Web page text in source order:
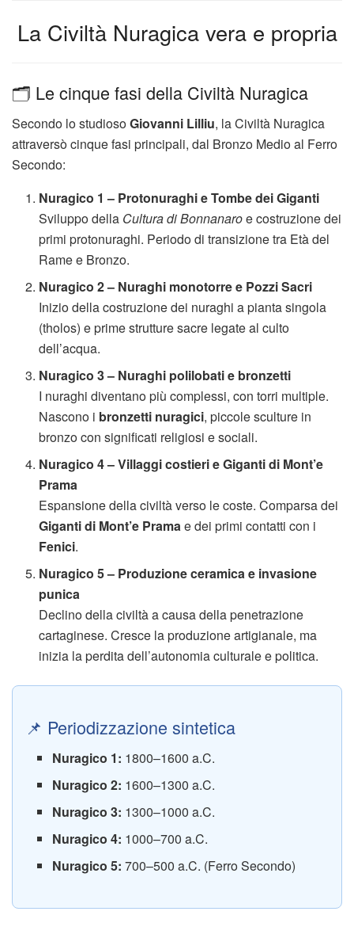
La Civiltà Nuragica vera e propria
🗂️ Le cinque fasi della Civiltà Nuragica
Secondo lo studiosoGiovanni Lilliu, la Civiltà Nuragica
attraversò cinque fasi principali, dal Bronzo Medio al Ferro
Secondo:
Nuragico 1 – Protonuraghi e Tombe dei Giganti
Sviluppo della Cultura di Bonnanaroe costruzione dei
primi protonuraghi. Periodo di transizione tra Età del
Rame e Bronzo.
Nuragico 2 – Nuraghi monotorre e Pozzi Sacri
Inizio della costruzione dei nuraghi a pianta singola
(tholos) e prime strutture sacre legate al culto
dell’acqua.
Nuragico 3 – Nuraghi polilobati e bronzetti
I nuraghi diventano più complessi, con torri multiple.
Nascono i bronzetti nuragici, piccole sculture in
bronzo con significati religiosi e sociali.
Nuragico 4 – Villaggi costieri e Giganti di Mont’e
Prama
Espansione della civiltà verso le coste. Comparsa dei
Giganti di Mont’e Pramae dei primi contatti con i
Fenici.
Nuragico 5 – Produzione ceramica e invasione
punica
Declino della civiltà a causa della penetrazione
cartaginese. Cresce la produzione artigianale, ma
inizia la perdita dell’autonomia culturale e politica.
📌 Periodizzazione sintetica
Nuragico 1: 1800–1600 a.C.
Nuragico 2: 1600–1300 a.C.
Nuragico 3: 1300–1000 a.C.
Nuragico 4: 1000–700 a.C.
Nuragico 5: 700–500 a.C. (Ferro Secondo)